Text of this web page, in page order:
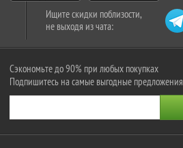
Ищите скидки поблизости,
не выходя из чата:
Сэкономьте до 90% при любых покупках
Подпишитесь на самые выгодные предложения